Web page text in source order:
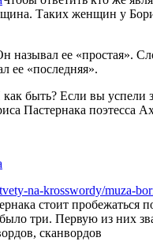
Таких женщин у
называл ее «простая».
ее «последняя».
быть? Если вы успели
Пастернака поэтесса
na-krosswordy/muza-
стоит
три. Первую из них